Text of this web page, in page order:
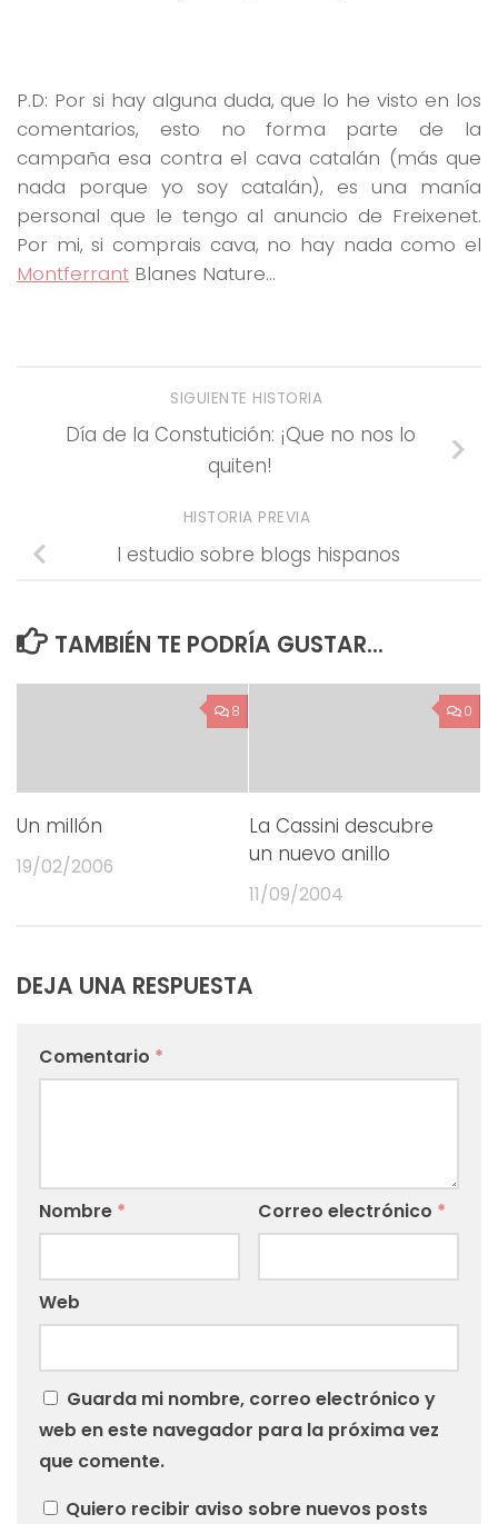
P.D: Por si hay alguna duda, que lo he visto en los
comentarios, esto no forma parte de la
campaña esa contra el cava catalán (más que
nada porque yo soy catalán), es una manía
personal que le tengo al anuncio de Freixenet.
Por mi, si comprais cava, no hay nada como el
Montferrant Blanes Nature…
SIGUIENTE HISTORIA
Día de la Constutición: ¡Que no nos lo
quiten!
HISTORIA PREVIA
I estudio sobre blogs hispanos
TAMBIÉN TE PODRÍA GUSTAR...
8
Un millón
19/02/2006
0
La Cassini descubre
un nuevo anillo
11/09/2004
DEJA UNA RESPUESTA
Comentario *
Nombre * Correo electrónico *
Web
Guarda mi nombre, correo electrónico y
web en este navegador para la próxima vez
que comente.
Quiero recibir aviso sobre nuevos posts